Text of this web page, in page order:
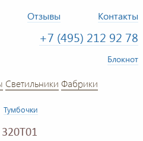
Отзывы Контакты
+7 (495) 212 92 78
Блокнот
Светильники Фабрики
Тумбочки
320T01